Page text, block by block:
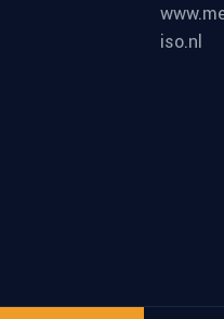
iso.nl